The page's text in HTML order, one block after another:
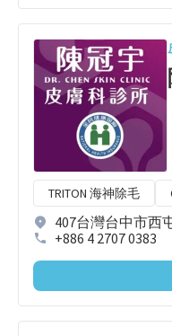
TRITON 海神除毛
407台灣台中市西
+886 4 2707 0383